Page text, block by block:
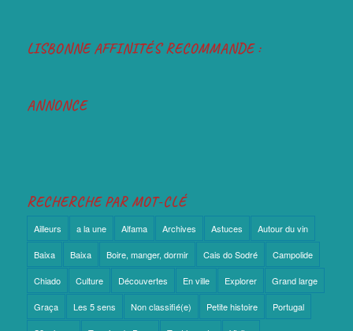
LISBONNE AFFINITÉS RECOMMANDE :
ANNONCE
RECHERCHE PAR MOT-CLÉ
Ailleurs a la une Alfama Archives Astuces Autour du vin
Baixa Baixa Boire, manger, dormir Cais do Sodré Campolide
Chiado Culture Découvertes En ville Explorer Grand large
Graça Les 5 sens Non classifié(e) Petite histoire Portugal